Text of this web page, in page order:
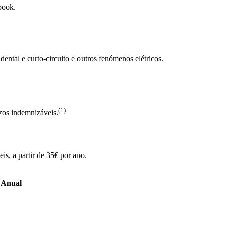
e curto-circuito e outros fenómenos elétricos.
indemnizáveis.(1)
a partir de 35€ por ano.